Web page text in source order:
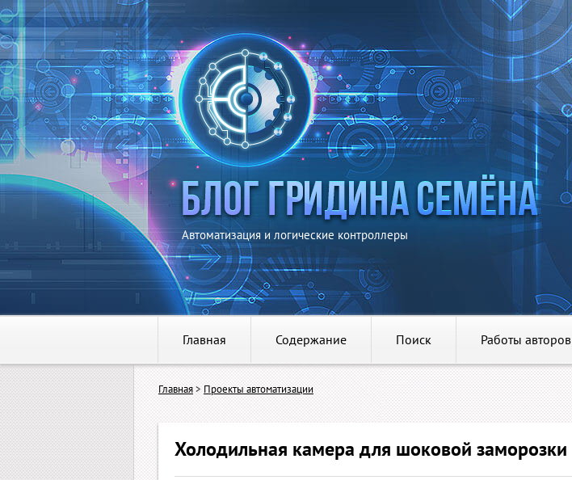
Автоматизация и логические контроллеры
Главная Содержание Поиск Работы авторов
Главная> Проекты автоматизации
Холодильная камера для шоковой заморозки